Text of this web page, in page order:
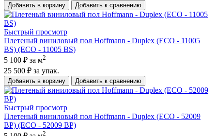
Добавить в корзину Добавить к сравнению
Быстрый просмотр
Плетеный виниловый пол Hoffmann - Duplex (ECO - 11005
BS) (ECO - 11005 BS)
5 100 ₽ за м2
25 500 ₽ за упак.
Добавить в корзину Добавить к сравнению
Быстрый просмотр
Плетеный виниловый пол Hoffmann - Duplex (ECO - 52009
BP) (ECO - 52009 BP)
2